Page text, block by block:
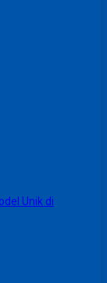
Unik di